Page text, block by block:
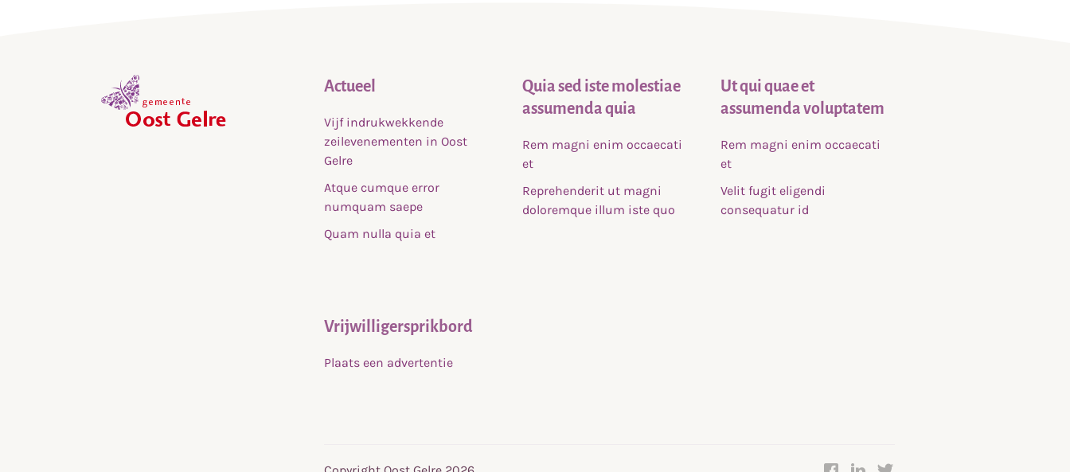
Actueel
Vijf indrukwekkende
zeilevenementen in Oost
Gelre
Atque cumque error
numquam saepe
Quam nulla quia et
Quia sed iste molestiae
assumenda quia
Rem magni enim occaecati
et
Reprehenderit ut magni
doloremque illum iste quo
Ut qui quae et
assumenda voluptatem
Rem magni enim occaecati
et
Velit fugit eligendi
consequatur id
Vrijwilligersprikbord
Plaats een advertentie